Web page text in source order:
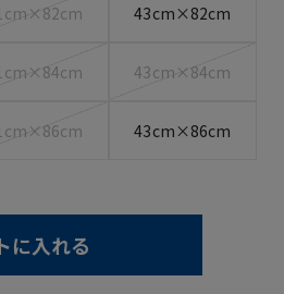
43cm×82cm
43cm×84cm
43cm×86cm
に入れる